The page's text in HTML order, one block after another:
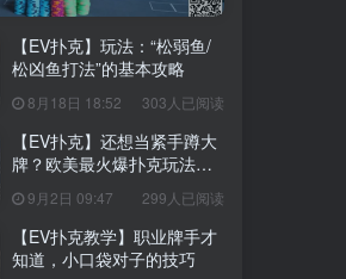
【EV扑克】玩法：“松弱鱼/
松凶鱼打法”的基本攻略
8月18日 18:52 303人已阅读
【EV扑克】还想当紧手蹲大
牌？欧美最火爆扑克玩法
9月2日 09:47 299人已阅读
【EV扑克教学】职业牌手才
知道，小口袋对子的技巧